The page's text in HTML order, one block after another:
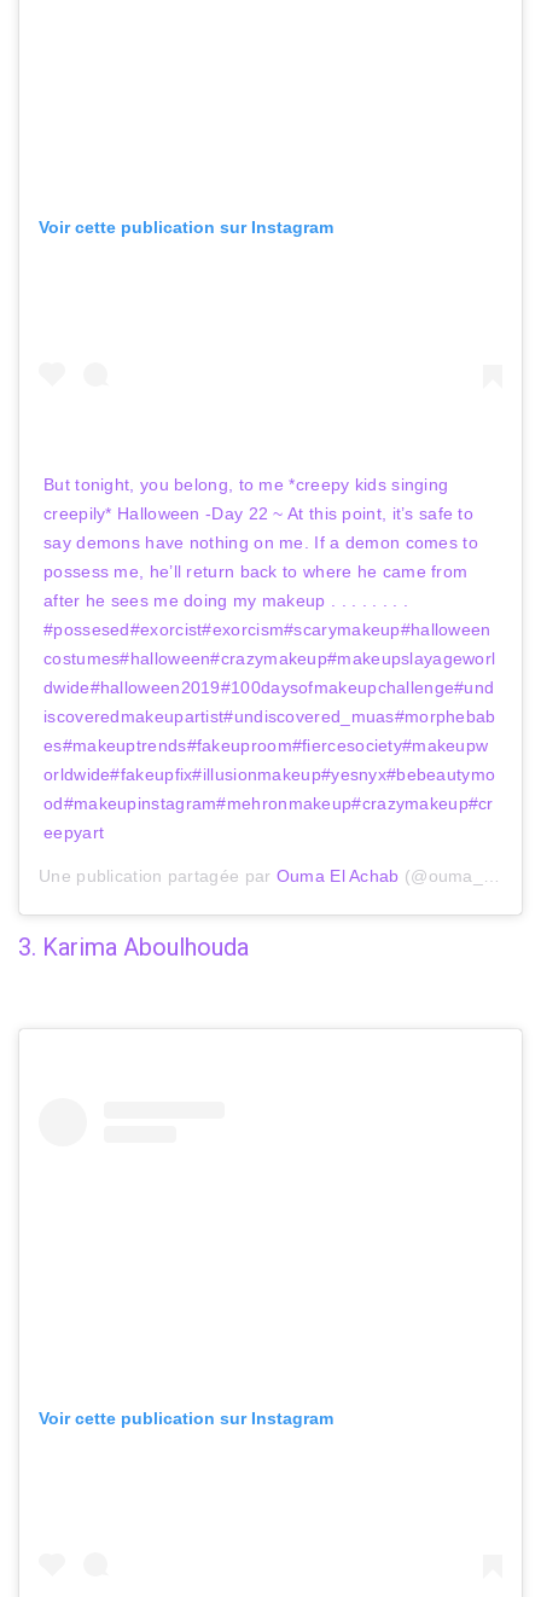
Voir cette publication sur Instagram
But tonight, you belong, to me *creepy kids singing
creepily* Halloween -Day 22 ~ At this point, it’s safe to
say demons have nothing on me. If a demon comes to
possess me, he’ll return back to where he came from
after he sees me doing my makeup . . . . . . . .
#possesed#exorcist#exorcism#scarymakeup#halloween
costumes#halloween#crazymakeup#makeupslayageworl
dwide#halloween2019#100daysofmakeupchallenge#und
iscoveredmakeupartist#undiscovered_muas#morphebab
es#makeuptrends#fakeuproom#fiercesociety#makeupw
orldwide#fakeupfix#illusionmakeup#yesnyx#bebeautymo
od#makeupinstagram#mehronmakeup#crazymakeup#cr
eepyart
Une publication partagée par Ouma El Achab (@ouma_elachab) le
3. Karima Aboulhouda
Voir cette publication sur Instagram